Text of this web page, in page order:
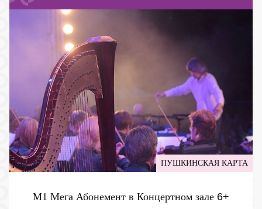
ПУШКИНСКАЯ КАРТА
М1 Мега Абонемент в Концертном зале 6+